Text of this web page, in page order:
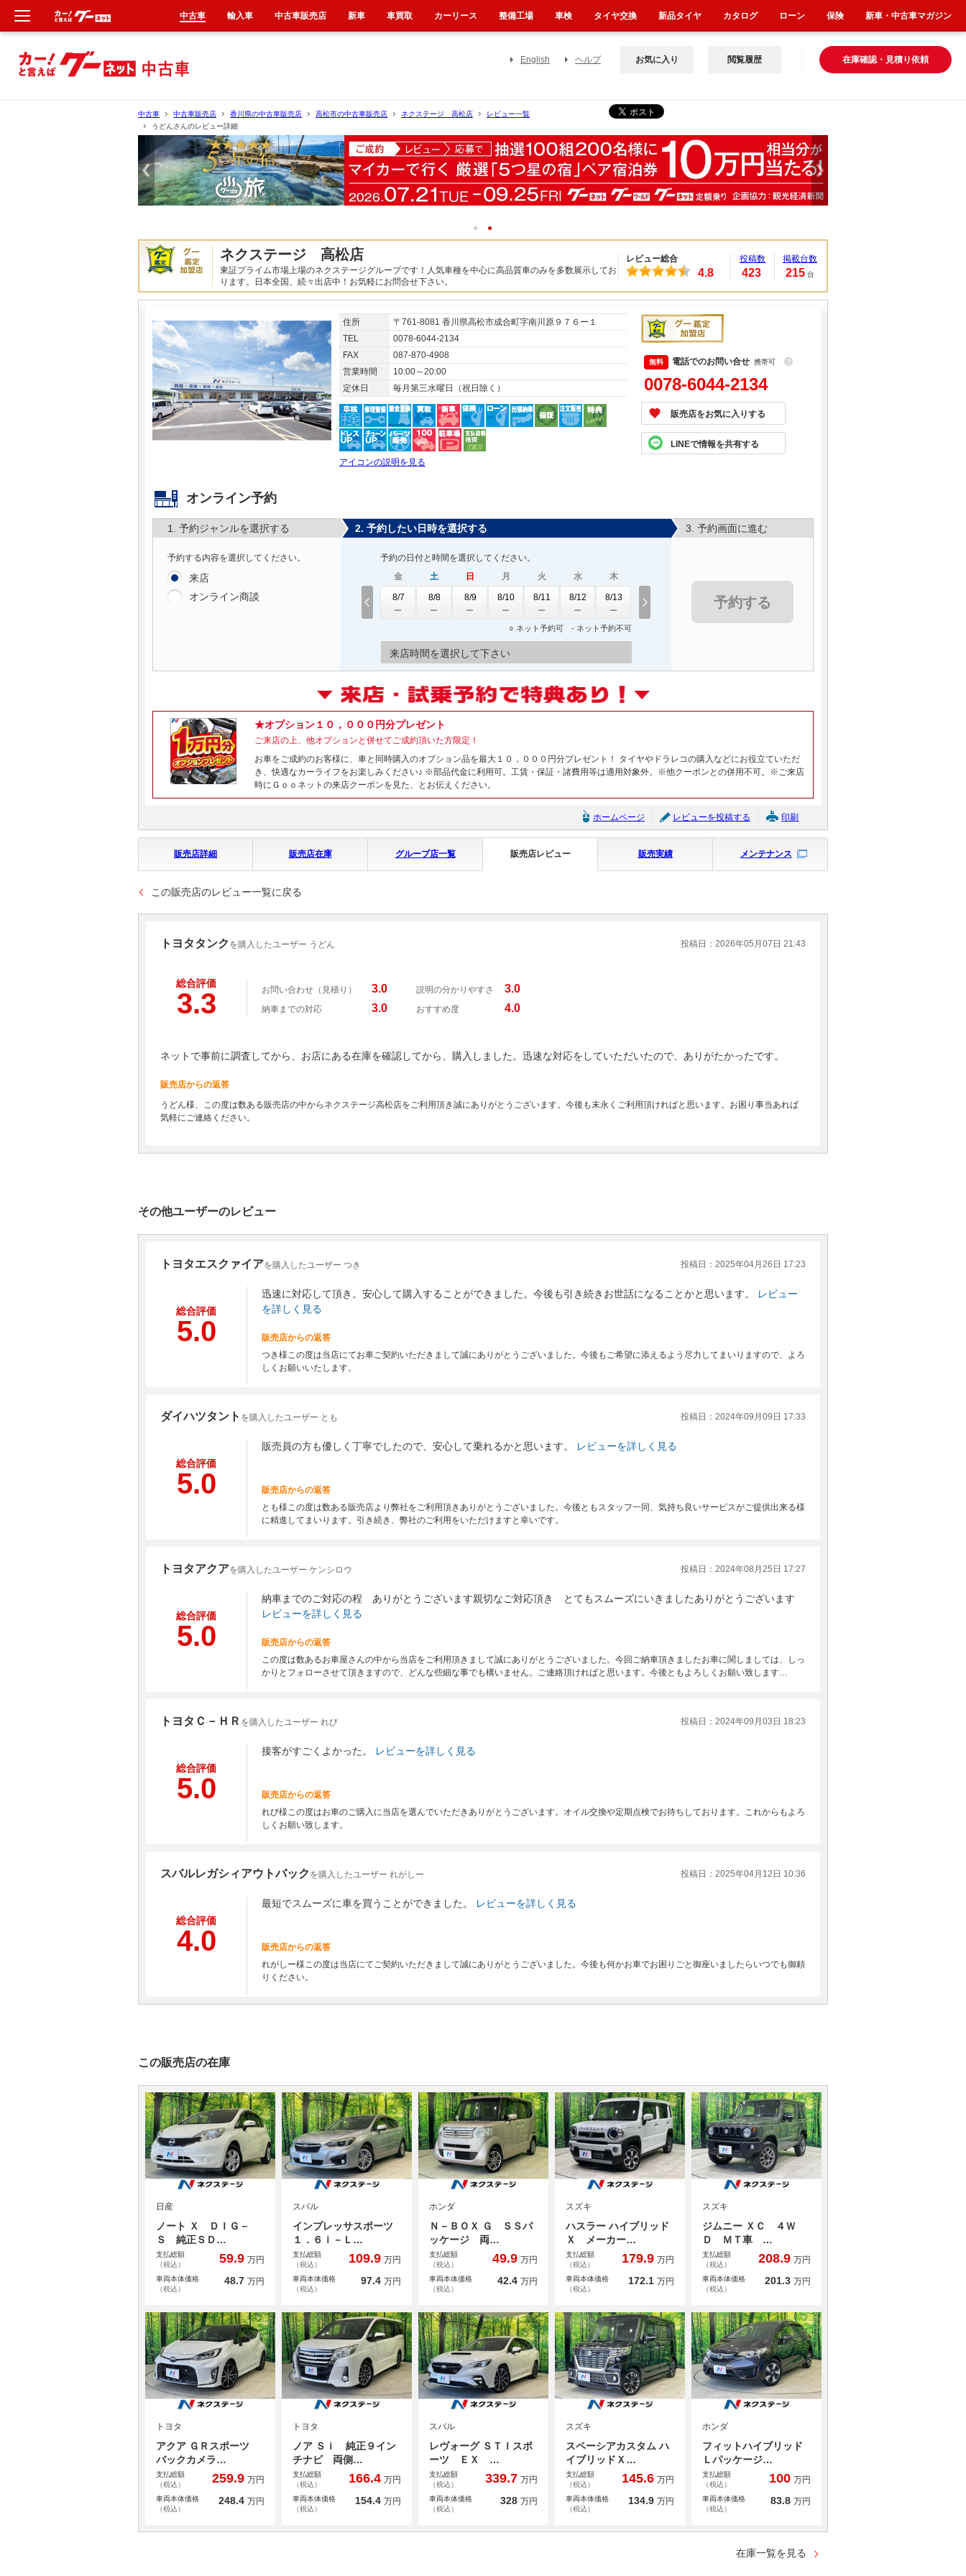
English ヘルプ 在庫確認・見積り依頼
お気に入り 閲覧履歴
中古車 中古車販売店 香川県の中古車販売店 高松市の中古車販売店 ネクステージ 高松店
レビュー一覧
うどんさんのレビュー詳細
ネクステージ 高松店
東証プライム市場上場のネクステージグループです！人気車種を中心に高品質車のみを多数展示してお
ります。日本全国、続々出店中！お気軽にお問合せ下さい。
レビュー総合
4.8
投稿数
423
掲載台数
215 台
住所
〒761-8081 香川県高松市成合町字南川原９７６ー１
TEL
0078-6044-2134
FAX
087-870-4908
営業時間
10:00～20:00
定休日
毎月第三水曜日（祝日除く）
アイコンの説明を見る
電話でのお問い合せ 携帯可 ？
0078-6044-2134
販売店をお気に入りする
LINEで情報を共有する
オンライン予約
1. 予約ジャンルを選択する
予約する内容を選択してください。
来店
オンライン商談
2. 予約したい日時を選択する
予約の日付と時間を選択してください。
金
8/7
土
8/8
日
8/9
月
8/10
火
8/11
水
8/12
木
8/13
○ ネット予約可 - ネット予約不可
来店時間を選択して下さい
3. 予約画面に進む
予約する
★オプション１０，０００円分プレゼント
ご来店の上、他オプションと併せてご成約頂いた方限定！
お車をご成約のお客様に、車と同時購入のオプション品を最大１０，０００円分プレゼント！ タイヤやドラレコの購入などにお役立ていただ
き、快適なカーライフをお楽しみください♪ ※部品代金に利用可。工賃・保証・諸費用等は適用対象外。※他クーポンとの併用不可。※ご来店
時にＧｏｏネットの来店クーポンを見た、とお伝えください。
ホームページ レビューを投稿する 印刷
販売店詳細 販売店在庫 グループ店一覧 販売店レビュー 販売実績 メンテナンス
この販売店のレビュー一覧に戻る
トヨタタンク を購入したユーザー うどん 投稿日：2026年05月07日 21:43
総合評価
3.3 お問い合わせ（見積り） 3.0 説明の分かりやすさ 3.0
納車までの対応 3.0 おすすめ度 4.0
ネットで事前に調査してから、お店にある在庫を確認してから、購入しました。迅速な対応をしていただいたので、ありがたかったです。
販売店からの返答
うどん様、この度は数ある販売店の中からネクステージ高松店をご利用頂き誠にありがとうございます。今後も末永くご利用頂ければと思います。お困り事当あれば
気軽にご連絡ください。
その他ユーザーのレビュー
トヨタエスクァイアを購入したユーザー つき 投稿日：2025年04月26日 17:23
総合評価
5.0
迅速に対応して頂き。安心して購入することができました。今後も引き続きお世話になることかと思います。
レビュー
を詳しく見る
販売店からの返答
つき様この度は当店にてお車ご契約いただきまして誠にありがとうございました。今後もご希望に添えるよう尽力してまいりますので、よろ
しくお願いいたします。
ダイハツタント を購入したユーザー とも 投稿日：2024年09月09日 17:33
総合評価
5.0
販売員の方も優しく丁寧でしたので、安心して乗れるかと思います。 レビューを詳しく見る
販売店からの返答
とも様この度は数ある販売店より弊社をご利用頂きありがとうございました。今後ともスタッフ一同、気持ち良いサービスがご提供出来る様
に精進してまいります。引き続き、弊社のご利用をいただけますと幸いです。
トヨタアクアを購入したユーザー ケンシロウ 投稿日：2024年08月25日 17:27
総合評価
5.0
納車までのご対応の程 ありがとうございます親切なご対応頂き とてもスムーズにいきましたありがとうございます
レビューを詳しく見る
販売店からの返答
この度は数あるお車屋さんの中から当店をご利用頂きまして誠にありがとうございました。今回ご納車頂きましたお車に関しましては、しっ
かりとフォローさせて頂きますので、どんな些細な事でも構いません。ご連絡頂ければと思います。今後ともよろしくお願い致します…
トヨタＣ－ＨＲ を購入したユーザー れび 投稿日：2024年09月03日 18:23
総合評価
5.0
接客がすごくよかった。 レビューを詳しく見る
販売店からの返答
れび様この度はお車のご購入に当店を選んでいただきありがとうございます。オイル交換や定期点検でお待ちしております。これからもよろ
しくお願い致します。
スバルレガシィアウトバック を購入したユーザー れがしー 投稿日：2025年04月12日 10:36
総合評価
4.0
最短でスムーズに車を買うことができました。 レビューを詳しく見る
販売店からの返答
れがしー様この度は当店にてご契約いただきまして誠にありがとうございました。今後も何かお車でお困りごと御座いましたらいつでも御頼
りください。
この販売店の在庫
日産
ノート Ｘ ＤＩＧ－
Ｓ 純正ＳＤ…
支払総額
（税込）
59.9 万円
車両本体価格
（税込）
48.7 万円
スバル
インプレッサスポーツ
１．６ｉ－Ｌ…
支払総額
（税込）
109.9 万円
車両本体価格
（税込）
97.4 万円
ホンダ
Ｎ－ＢＯＸ Ｇ ＳＳパ
ッケージ 両…
支払総額
（税込）
49.9 万円
車両本体価格
（税込）
42.4 万円
スズキ
ハスラー ハイブリッド
Ｘ メーカー…
支払総額
（税込）
179.9 万円
車両本体価格
（税込）
172.1 万円
スズキ
ジムニー ＸＣ ４Ｗ
Ｄ ＭＴ車 …
支払総額
（税込）
208.9 万円
車両本体価格
（税込）
201.3 万円
トヨタ
アクア ＧＲスポーツ
バックカメラ…
支払総額
（税込）
259.9 万円
車両本体価格
（税込）
248.4 万円
トヨタ
ノア Ｓｉ 純正９イン
チナビ 両側…
支払総額
（税込）
166.4 万円
車両本体価格
（税込）
154.4 万円
スバル
レヴォーグ ＳＴＩスポ
ーツ ＥＸ …
支払総額
（税込）
339.7 万円
車両本体価格
（税込）
328 万円
スズキ
スペーシアカスタム ハ
イブリッドＸ…
支払総額
（税込）
145.6 万円
車両本体価格
（税込）
134.9 万円
ホンダ
フィットハイブリッド
Ｌパッケージ…
支払総額
（税込）
100 万円
車両本体価格
（税込）
83.8 万円
在庫一覧を見る
中古車 輸入車 中古車販売店 新車 車買取 カーリース 整備工場 車検 タイヤ交換 新品タイヤ カタログ ローン 保険 新車・中古車マガジン
新車